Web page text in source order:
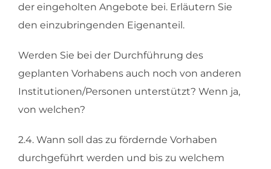
der eingeholten Angebote bei. Erläutern Sie
den einzubringenden Eigenanteil.
Werden Sie bei der Durchführung des
geplanten Vorhabens auch noch von anderen
Institutionen/Personen unterstützt? Wenn ja,
von welchen?
2.4. Wann soll das zu fördernde Vorhaben
durchgeführt werden und bis zu welchem